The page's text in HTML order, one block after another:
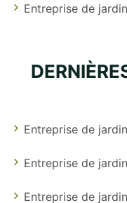
Entreprise de
Entreprise de
Entreprise de
Entreprise de